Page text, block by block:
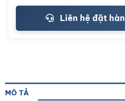
Liên hệ đặt
MÔ TẢ